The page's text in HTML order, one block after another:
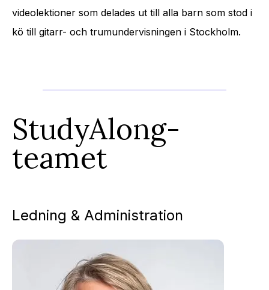
videolektioner som delades ut till alla barn som stod i
kö till gitarr- och trumundervisningen i Stockholm.
StudyAlong-
teamet
Ledning & Administration